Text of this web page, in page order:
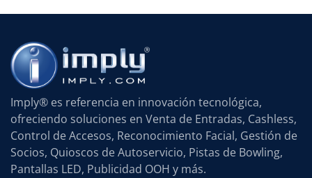
Imply® es referencia en innovación tecnológica,
ofreciendo soluciones en Venta de Entradas, Cashless,
Control de Accesos, Reconocimiento Facial, Gestión de
Socios, Quioscos de Autoservicio, Pistas de Bowling,
Pantallas LED, Publicidad OOH y más.